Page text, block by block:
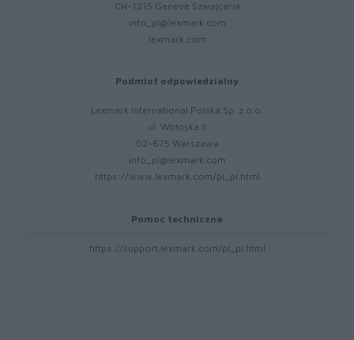
CH-1215 Geneve Szwajcaria
info_pl@lexmark.com
lexmark.com
Podmiot odpowiedzialny
Lexmark International Polska Sp. z o.o.
ul. Wołoska 5
02-675 Warszawa
info_pl@lexmark.com
https://www.lexmark.com/pl_pl.html
Pomoc techniczna
https://support.lexmark.com/pl_pl.html